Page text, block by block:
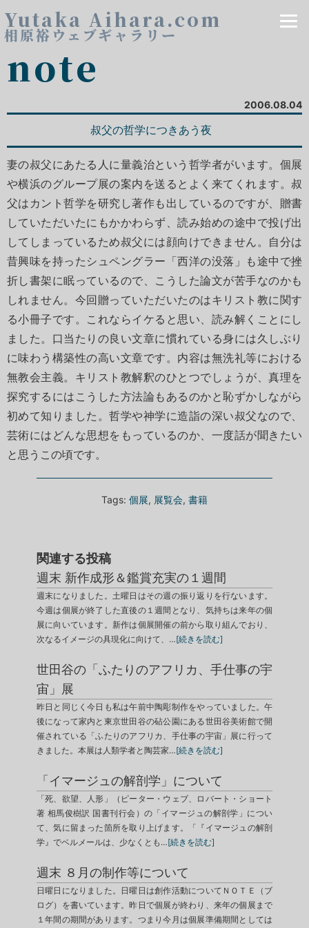
Yutaka Aihara.com
相原裕ウェブギャラリー
note
2006.08.04
叔父の哲学につきあう夜
妻の叔父にあたる人に量義治という哲学者がいます。個展
や横浜のグループ展の案内を送るとよく来てくれます。叔
父はカント哲学を研究し著作も出しているのですが、贈書
していただいたにもかかわらず、読み始めの途中で投げ出
してしまっているため叔父には顔向けできません。自分は
昔興味を持ったシュペングラー「西洋の没落」も途中で挫
折し書架に眠っているので、こうした論文が苦手なのかも
しれません。今回贈っていただいたのはキリスト教に関す
る小冊子です。これならイケると思い、読み解くことにし
ました。口当たりの良い文章に慣れている身には久しぶり
に味わう構築性の高い文章です。内容は無洗礼等における
無教会主義。キリスト教解釈のひとつでしょうが、真理を
探究するにはこうした方法論もあるのかと恥ずかしながら
初めて知りました。哲学や神学に造詣の深い叔父なので、
芸術にはどんな思想をもっているのか、一度話が聞きたい
と思うこの頃です。
Tags: 個展, 展覧会, 書籍
関連する投稿
週末 新作成形＆鑑賞充実の１週間
週末になりました。土曜日はその週の振り返りを行ないます。
今週は個展が終了した直後の１週間となり、気持ちは来年の個
展に向いています。新作は個展開催の前から取り組んでおり、
次なるイメージの具現化に向けて、…[続きを読む]
世田谷の「ふたりのアフリカ、手仕事の宇
宙」展
昨日と同じく今日も私は午前中陶彫制作をやっていました。午
後になって家内と東京世田谷の砧公園にある世田谷美術館で開
催されている「ふたりのアフリカ、手仕事の宇宙」展に行って
きました。本展は人類学者と陶芸家…[続きを読む]
「イマージュの解剖学」について
「死、欲望、人形」（ピーター・ウェブ、ロバート・ショート
著 相馬俊樹訳 国書刊行会）の「イマージュの解剖学」につい
て、気に留まった箇所を取り上げます。「『イマージュの解剖
学』でベルメールは、少なくとも…[続きを読む]
週末 ８月の制作等について
日曜日になりました。日曜日は創作活動についてＮＯＴＥ（ブ
ログ）を書いています。昨日で個展が終わり、来年の個展まで
１年間の期間があります。つまり今月は個展準備期間としては